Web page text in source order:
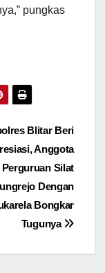
pungkas
Blitar Beri
Anggota
Perguruan Silat
Dengan
Bongkar
Tugunya